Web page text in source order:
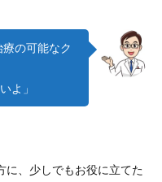
療の可能なク
よ」
に、少しでもお役に立てた